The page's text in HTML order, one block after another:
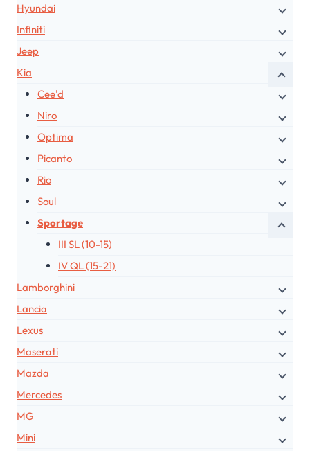
Hyundai
Infiniti
Jeep
Kia
Cee'd
Niro
Optima
Picanto
Rio
Soul
Sportage
III SL (10-15)
IV QL (15-21)
Lamborghini
Lancia
Lexus
Maserati
Mazda
Mercedes
MG
Mini